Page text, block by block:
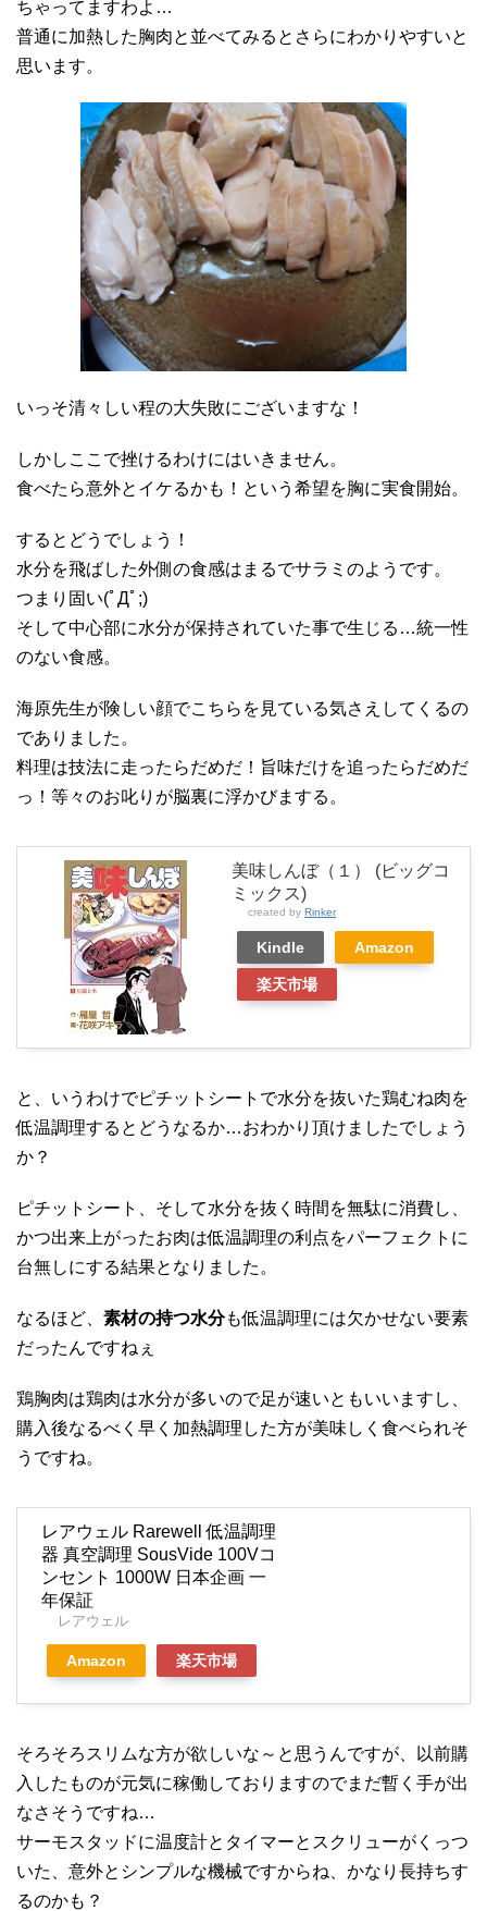
ちゃってますわよ…
普通に加熱した胸肉と並べてみるとさらにわかりやすいと
思います。
いっそ清々しい程の大失敗にございますな！
しかしここで挫けるわけにはいきません。
食べたら意外とイケるかも！という希望を胸に実食開始。
するとどうでしょう！
水分を飛ばした外側の食感はまるでサラミのようです。
つまり固い(ﾟДﾟ;)
そして中心部に水分が保持されていた事で生じる…統一性
のない食感。
海原先生が険しい顔でこちらを見ている気さえしてくるの
でありました。
料理は技法に走ったらだめだ！旨味だけを追ったらだめだ
っ！等々のお叱りが脳裏に浮かびまする。
美味しんぼ（１） (ビッグコ
ミックス)
created by Rinker
Kindle Amazon
楽天市場
と、いうわけでピチットシートで水分を抜いた鶏むね肉を
低温調理するとどうなるか…おわかり頂けましたでしょう
か？
ピチットシート、そして水分を抜く時間を無駄に消費し、
かつ出来上がったお肉は低温調理の利点をパーフェクトに
台無しにする結果となりました。
なるほど、 素材の持つ水分も低温調理には欠かせない要素
だったんですねぇ
鶏胸肉は鶏肉は水分が多いので足が速いともいいますし、
購入後なるべく早く加熱調理した方が美味しく食べられそ
うですね。
レアウェル Rarewell 低温調理
器 真空調理 SousVide 100Vコ
ンセント 1000W 日本企画 一
年保証
レアウェル
Amazon 楽天市場
そろそろスリムな方が欲しいな～と思うんですが、以前購
入したものが元気に稼働しておりますのでまだ暫く手が出
なさそうですね…
サーモスタッドに温度計とタイマーとスクリューがくっつ
いた、意外とシンプルな機械ですからね、かなり長持ちす
るのかも？